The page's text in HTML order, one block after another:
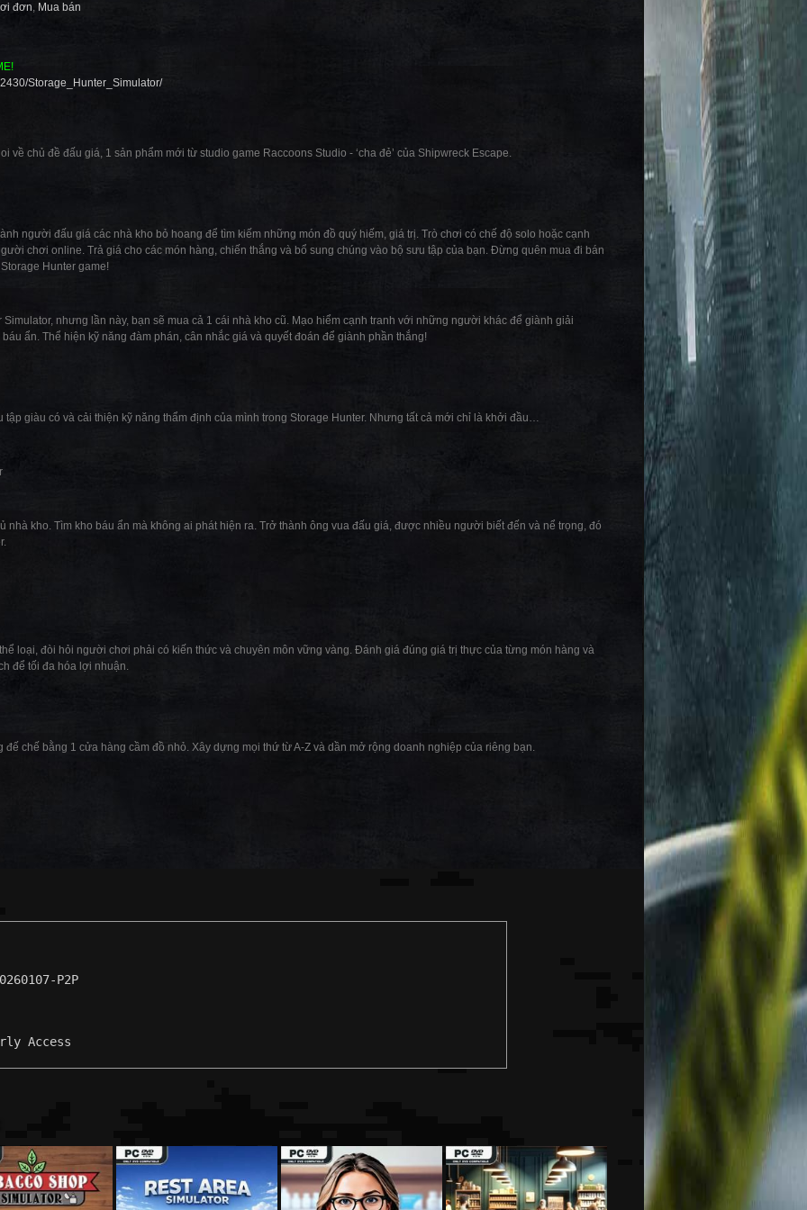
đơn, Mua bán
Storage_Hunter_Simulator/
về chủ đề đấu giá, 1 sản phẩm mới từ studio game Raccoons Studio - ‘cha đẻ’ của Shipwreck Escape.
người đấu giá các nhà kho bỏ hoang để tìm kiếm những món đồ quý hiếm, giá trị. Trò chơi có chế độ solo hoặc cạnh
chơi online. Trả giá cho các món hàng, chiến thắng và bổ sung chúng vào bộ sưu tập của bạn. Đừng quên mua đi bán
Hunter game!
nhưng lần này, bạn sẽ mua cả 1 cái nhà kho cũ. Mạo hiểm cạnh tranh với những người khác để giành giải
ẩn. Thể hiện kỹ năng đàm phán, cân nhắc giá và quyết đoán để giành phần thắng!
giàu có và cải thiện kỹ năng thẩm định của mình trong Storage Hunter. Nhưng tất cả mới chỉ là khởi đầu…
nhà kho. Tìm kho báu ẩn mà không ai phát hiện ra. Trở thành ông vua đấu giá, được nhiều người biết đến và nể trọng, đó
loại, đòi hỏi người chơi phải có kiến thức và chuyên môn vững vàng. Đánh giá đúng giá trị thực của từng món hàng và
để tối đa hóa lợi nhuận.
chế bằng 1 cửa hàng cầm đồ nhỏ. Xây dựng mọi thứ từ A-Z và dần mở rộng doanh nghiệp của riêng bạn.
P2P
Access